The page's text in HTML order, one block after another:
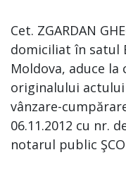
Cet. ZGARDAN
domiciliat în satul
Moldova, aduce
originalului
vânzare-
06.11.2012 cu nr.
notarul public